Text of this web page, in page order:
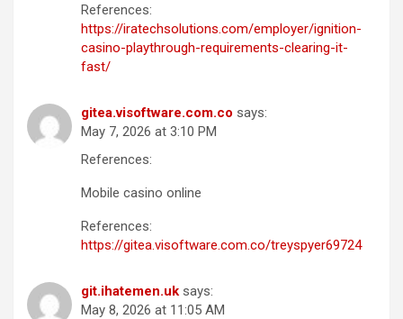
References:
https://iratechsolutions.com/employer/ignition-
casino-playthrough-requirements-clearing-it-
fast/
gitea.visoftware.com.co says:
May 7, 2026 at 3:10 PM
References:
Mobile casino online
References:
https://gitea.visoftware.com.co/treyspyer69724
git.ihatemen.uk says:
May 8, 2026 at 11:05 AM